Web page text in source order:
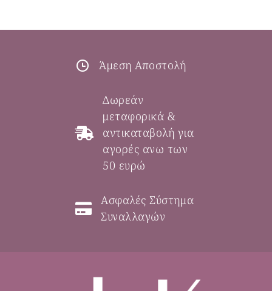
Άμεση Αποστολή
Δωρεάν
μεταφορικά &
αντικαταβολή για
αγορές ανω των
50 ευρώ
Ασφαλές Σύστημα
Συναλλαγών